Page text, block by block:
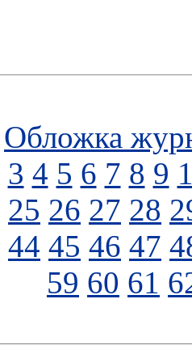
Обложка
3 4 5 6 7 8 9
25 26 27 28
44 45 46 47
59 60 61